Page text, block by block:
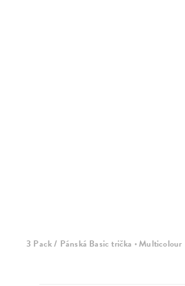
3 Pack / Pánská Basic trička · Multicolour